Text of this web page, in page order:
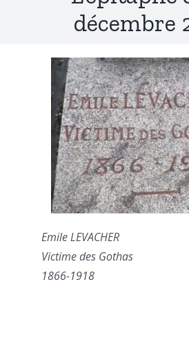
décembre
Emile LEVACHER
Victime des Gothas
1866-1918